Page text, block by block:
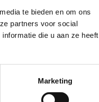
te bieden en om ons
partners voor social
die u aan ze heeft
Marketing